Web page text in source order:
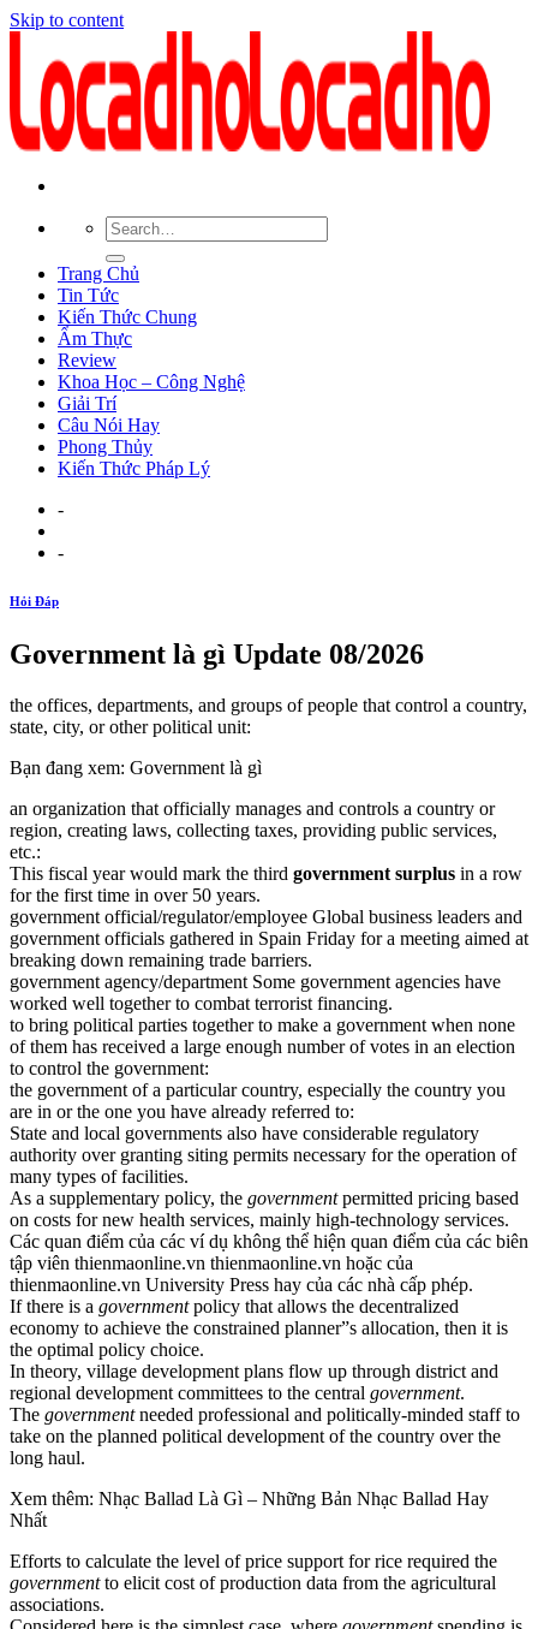
Skip to content
Trang Chủ
Tin Tức
Kiến Thức Chung
Ẩm Thực
Review
Khoa Học – Công Nghệ
Giải Trí
Câu Nói Hay
Phong Thủy
Kiến Thức Pháp Lý
-
-
Hỏi Đáp
Government là gì Update 08/2026
the offices, departments, and groups of people that control a country,
state, city, or other political unit:
Bạn đang xem: Government là gì
an organization that officially manages and controls a country or
region, creating laws, collecting taxes, providing public services,
etc.:
This fiscal year would mark the third government surplus in a row
for the first time in over 50 years.
government official/regulator/employee Global business leaders and
government officials gathered in Spain Friday for a meeting aimed at
breaking down remaining trade barriers.
government agency/department Some government agencies have
worked well together to combat terrorist financing.
to bring political parties together to make a government when none
of them has received a large enough number of votes in an election
to control the government:
the government of a particular country, especially the country you
are in or the one you have already referred to:
State and local governments also have considerable regulatory
authority over granting siting permits necessary for the operation of
many types of facilities.
As a supplementary policy, the governmentpermitted pricing based
on costs for new health services, mainly high-technology services.
Các quan điểm của các ví dụ không thể hiện quan điểm của các biên
tập viên thienmaonline.vn thienmaonline.vn hoặc của
thienmaonline.vn University Press hay của các nhà cấp phép.
If there is a governmentpolicy that allows the decentralized
economy to achieve the constrained planner”s allocation, then it is
the optimal policy choice.
In theory, village development plans flow up through district and
regional development committees to the central government.
The governmentneeded professional and politically-minded staff to
take on the planned political development of the country over the
long haul.
Xem thêm: Nhạc Ballad Là Gì – Những Bản Nhạc Ballad Hay
Nhất
Efforts to calculate the level of price support for rice required the
governmentto elicit cost of production data from the agricultural
associations.